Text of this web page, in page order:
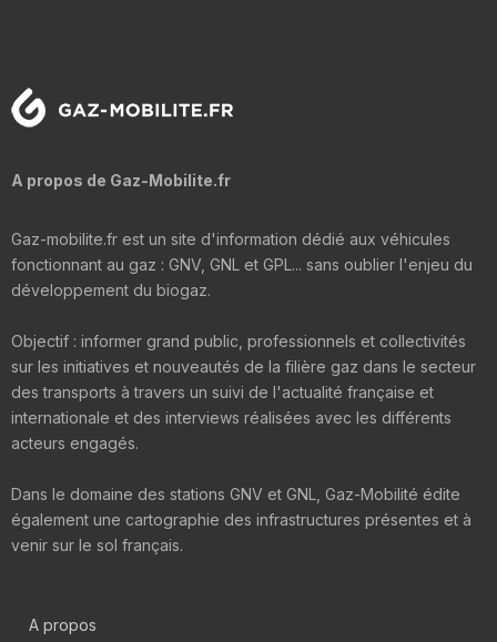
A propos de Gaz-Mobilite.fr
Gaz-mobilite.fr est un site d'information dédié aux véhicules
fonctionnant au gaz : GNV, GNL et GPL... sans oublier l'enjeu du
développement du biogaz.
Objectif : informer grand public, professionnels et collectivités
sur les initiatives et nouveautés de la filière gaz dans le secteur
des transports à travers un suivi de l'actualité française et
internationale et des interviews réalisées avec les différents
acteurs engagés.
Dans le domaine des stations GNV et GNL, Gaz-Mobilité édite
également une cartographie des infrastructures présentes et à
venir sur le sol français.
A propos